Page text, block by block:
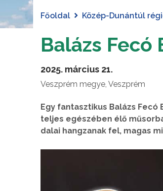
Főoldal Közép-Dunántúl
Balázs Fecó
2025. március 21.
Veszprém megye, Veszprém
Egy fantasztikus Balázs Fecó
teljes egészében élő
dalai hangzanak fel, magas